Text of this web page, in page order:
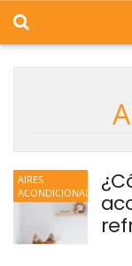
AIRES
ACONDICIONADOS